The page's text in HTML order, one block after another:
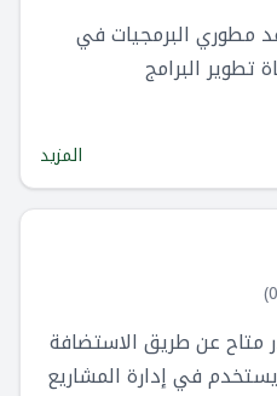
مطوري البرمجيات في
تطوير البرامج
المزيد
0
)
متاح عن طريق الاستضافة
في إدارة المشاريع